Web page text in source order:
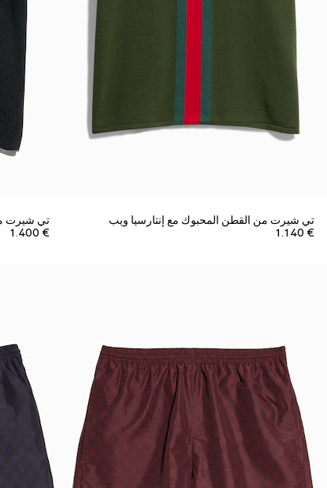
تي شيرت من القطن المحبوك مع إنتارسيا ويب
€ 1.140
تي شيرت
€ 1.400